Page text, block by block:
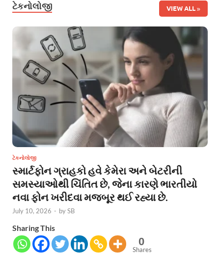
ટેકનોલોજી VIEW ALL
ટેકનોલોજી
સ્માર્ટફોન ગ્રાહકો હવે કેમેરા અને બેટરીની
સમસ્યાઓથી ચિંતિત છે, જેના કારણે ભારતીયો
નવા ફોન ખરીદવા મજબૂર થઈ રહ્યા છે.
July 10, 2026 - bySB
Sharing This
0
Shares